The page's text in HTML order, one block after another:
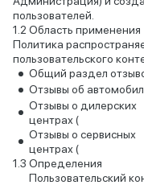
пользователей.
Область применения
Политика
пользовательского
Общий раздел
Отзывы об
Отзывы о дилерских
центрах (
Отзывы о сервисных
центрах (
Определения
Пользовательский